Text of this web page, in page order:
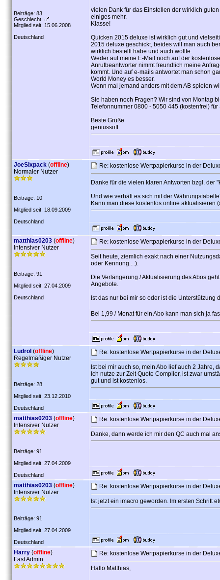
Beiträge: 83
Geschlecht:
Mitglied seit: 15.06.2008
Deutschland
vielen Dank für das Einstellen der wirklich
einiges mehr.
Klasse!
Quicken 2015 deluxe ist wirklich gut und
2015 deluxe geschickt, beides will man auch
wirklich bestellt habe und auch wollte.
Weder auf meine E-Mail noch auf der
Anrufbeantworter nimmt freundlich meine
kommt. Und auf e-mails antwortet man schon
World Money es besser.
Wenn mal jemand anders mit dem AB spielen
Sie haben noch Fragen? Wir sind von Montag
Telefonnummer 0800 - 5050 445 (kostenfrei) für
Beste Grüße
geniussoft
JoeSixpack (offline)
Normaler Nutzer
Beiträge: 10
Mitglied seit: 18.09.2009
Deutschland
Re: kostenlose Wertpapierkurse in der
Danke für die vielen klaren Antworten bzgl. der
Und wie verhält es sich mit der
Kann man diese kostenlos online aktualisieren
matthias0203 (offline)
Intensiver Nutzer
Beiträge: 91
Mitglied seit: 27.04.2009
Deutschland
Re: kostenlose Wertpapierkurse in der
Seit heute, ziemlich exakt nach einer
oder Kennung....).
Die Verlängerung / Aktualisierung des Abos
Angebote.
Ist das nur bei mir so oder ist die
Bei 1,99 / Monat für ein Abo kann man sich ja
Ludrol (offline)
Regelmäßiger Nutzer
Beiträge: 28
Mitglied seit: 23.12.2010
Deutschland
Re: kostenlose Wertpapierkurse in der
Ist bei mir auch so, mein Abo lief auch 2 Jahre,
Ich nutze zur Zeit Quote Compiler, ist zwar
gut und ist kostenlos.
matthias0203 (offline)
Intensiver Nutzer
Beiträge: 91
Mitglied seit: 27.04.2009
Deutschland
Re: kostenlose Wertpapierkurse in der
Danke, dann werde ich mir den QC auch mal
matthias0203 (offline)
Intensiver Nutzer
Beiträge: 91
Mitglied seit: 27.04.2009
Deutschland
Re: kostenlose Wertpapierkurse in der
Ist jetzt ein imacro geworden. Im ersten Schritt
Harry (offline)
Fast Admin
Re: kostenlose Wertpapierkurse in der
Hallo Matthias,